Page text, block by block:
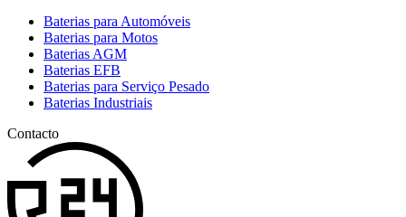
Baterias para Automóveis
Baterias para Motos
Baterias AGM
Baterias EFB
Baterias para Serviço Pesado
Baterias Industriais
Contacto